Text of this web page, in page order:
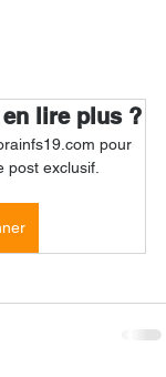
lire plus ?
pour
post exclusif.